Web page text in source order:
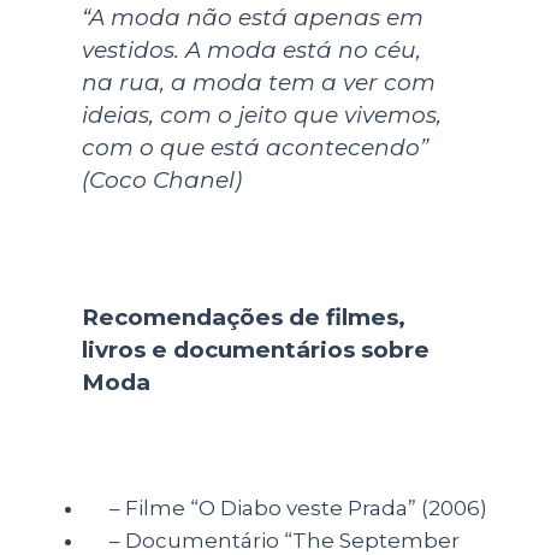
“A moda não está apenas em
vestidos. A moda está no céu,
na rua, a moda tem a ver com
ideias, com o jeito que vivemos,
com o que está acontecendo”
(Coco Chanel)
Recomendações de filmes,
livros e documentários sobre
Moda
– Filme “O Diabo veste Prada” (2006)
– Documentário “The September